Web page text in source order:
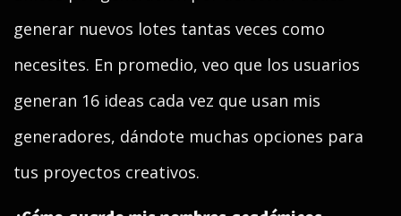
generar nuevos lotes tantas veces como
necesites. En promedio, veo que los usuarios
generan 16 ideas cada vez que usan mis
generadores, dándote muchas opciones para
tus proyectos creativos.